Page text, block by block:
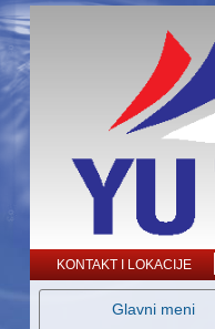
KONTAKT I LOKACIJE
Glavni meni